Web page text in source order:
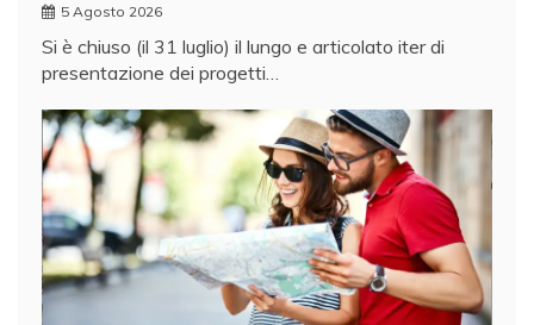
5 Agosto 2026
Si è chiuso (il 31 luglio) il lungo e articolato iter di
presentazione dei progetti…